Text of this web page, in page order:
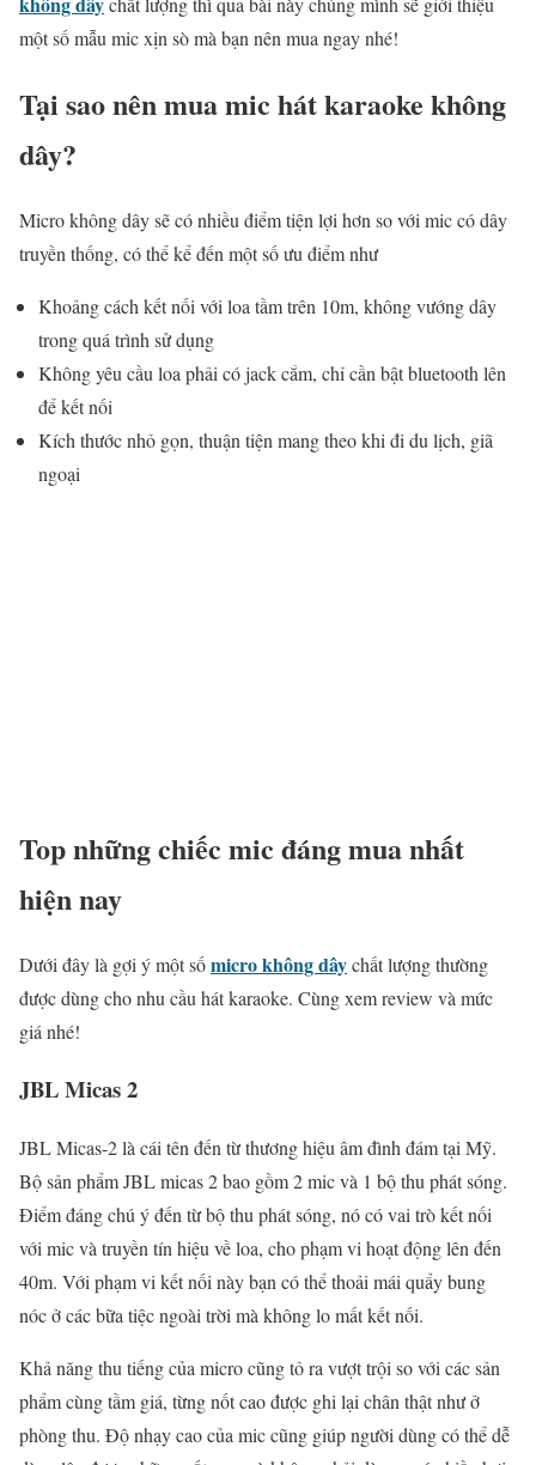
một số mẫu mic xịn sò mà bạn nên mua ngay nhé!
Tại sao nên mua mic hát karaoke không
dây?
Micro không dây sẽ có nhiều điểm tiện lợi hơn so với mic có dây
truyền thống, có thể kể đến một số ưu điểm như
Khoảng cách kết nối với loa tầm trên 10m, không vướng dây
trong quá trình sử dụng
Không yêu cầu loa phải có jack cắm, chỉ cần bật bluetooth lên
để kết nối
Kích thước nhỏ gọn, thuận tiện mang theo khi đi du lịch, giã
ngoại
Top những chiếc mic đáng mua nhất
hiện nay
Dưới đây là gợi ý một sốmicro không dâychất lượng thường
được dùng cho nhu cầu hát karaoke. Cùng xem review và mức
giá nhé!
JBL Micas 2
JBL Micas-2 là cái tên đến từ thương hiệu âm đình đám tại Mỹ.
Bộ sản phẩm JBL micas 2 bao gồm 2 mic và 1 bộ thu phát sóng.
Điểm đáng chú ý đến từ bộ thu phát sóng, nó có vai trò kết nối
với mic và truyền tín hiệu về loa, cho phạm vi hoạt động lên đến
40m. Với phạm vi kết nối này bạn có thể thoải mái quẩy bung
nóc ở các bữa tiệc ngoài trời mà không lo mất kết nối.
Khả năng thu tiếng của micro cũng tỏ ra vượt trội so với các sản
phẩm cùng tầm giá, từng nốt cao được ghi lại chân thật như ở
phòng thu. Độ nhạy cao của mic cũng giúp người dùng có thể dễ